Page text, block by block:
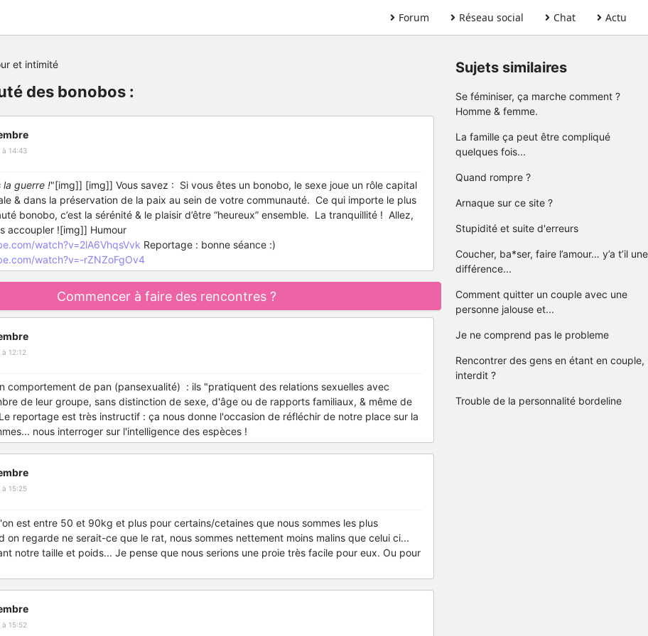
Forum Réseau social Chat Actu
et intimité
des bonobos :
à 14:43
la guerre !"[img]] [img]] Vous savez : Si vous êtes un bonobo, le sexe joue un rôle capital
& dans la préservation de la paix au sein de votre communauté. Ce qui importe le plus
bonobo, c’est la sérénité & le plaisir d’être “heureux” ensemble. La tranquillité ! Allez,
accoupler ![img]] Humour
watch?v=2lA6VhqsVvk Reportage : bonne séance :)
watch?v=-rZNZoFgOv4
Commencer à faire des rencontres ?
12:12
comportement de pan (pansexualité) : ils "pratiquent des relations sexuelles avec
de leur groupe, sans distinction de sexe, d'âge ou de rapports familiaux, & même de
reportage est très instructif : ça nous donne l'occasion de réfléchir de notre place sur la
nous interroger sur l'intelligence des espèces !
à 15:25
est entre 50 et 90kg et plus pour certains/cetaines que nous sommes les plus
on regarde ne serait-ce que le rat, nous sommes nettement moins malins que celui ci...
notre taille et poids... Je pense que nous serions une proie très facile pour eux. Ou pour
15:52
Sujets similaires
Se féminiser, ça marche comment ?
Homme & femme.
La famille ça peut être compliqué
quelques fois...
Quand rompre ?
Arnaque sur ce site ?
Stupidité et suite d'erreurs
Coucher, ba*ser, faire l’amour… y’a t’il une
différence...
Comment quitter un couple avec une
personne jalouse et...
Je ne comprend pas le probleme
Rencontrer des gens en étant en couple,
interdit ?
Trouble de la personnalité bordeline